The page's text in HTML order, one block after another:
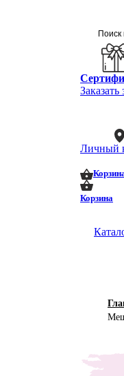
Заказать
Личный
Корзина